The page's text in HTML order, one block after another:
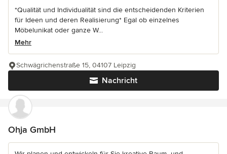
*Qualität und Individualität sind die entscheidenden Kriterien
für Ideen und deren Realisierung* Egal ob einzelnes
Möbelunikat oder ganze W...
Mehr
Nachricht
Schwägrichenstraße 15, 04107 Leipzig
Ohja GmbH